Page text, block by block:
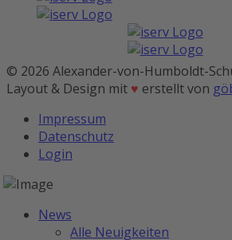
© 2026 Alexander-von-Humboldt-
Layout & Design mit ♥ erstellt von
Impressum
Datenschutz
Login
News
Alle Neuigkeiten